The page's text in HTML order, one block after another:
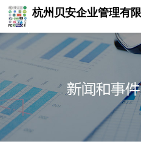
杭州贝安企业管理有
商品售后服务评价体系
认证
ISO9001认证
ISO14001认证
CCC认证